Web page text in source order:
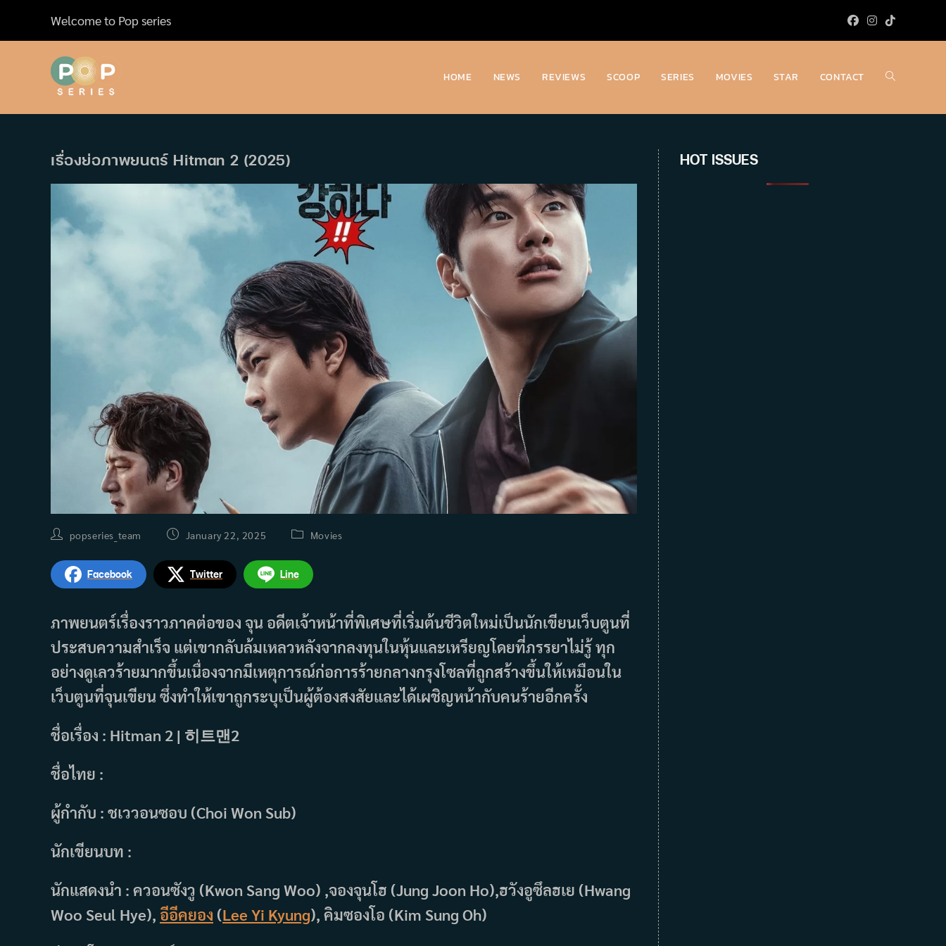
content
Welcome to Pop series
HOME NEWS REVIEWS SCOOP SERIES MOVIES STAR CONTACT Toggle
เรื่องย่อภาพยนตร์ Hitman 2 (2025)
Postpopseries_team
Post January 22, 2025
PostMovies
Facebook Twitter Line
ภาพยนตร์เรื่องราวภาคต่อของ จุน อดีตเจ้าหน้าที่พิเศษที่เริ่มต้นชีวิตใหม่เป็นนักเขียนเว็บตูนที่
ประสบความสำเร็จ แต่เขากลับล้มเหลวหลังจากลงทุนในหุ้นและเหรียญโดยที่ภรรยาไม่รู้ ทุก
อย่างดูเลวร้ายมากขึ้นเนื่องจากมีเหตุการณ์ก่อการร้ายกลางกรุงโซลที่ถูกสร้างขึ้นให้เหมือนใน
เว็บตูนที่จุนเขียน ซึ่งทำให้เขาถูกระบุเป็นผู้ต้องสงสัยและได้เผชิญหน้ากับคนร้ายอีกครั้ง
ชื่อเรื่อง : Hitman 2 | 히트맨2
ชื่อไทย :
ผู้กำกับ : ชเววอนซอบ (Choi Won Sub)
นักเขียนบท :
นักแสดงนำ : ควอนซังวู (Kwon Sang Woo) ,จองจุนโฮ (Jung Joon Ho),ฮวังอูซึลฮเย (Hwang
Woo Seul Hye), อีอีคยอง (Lee Yi Kyung), คิมซองโอ (Kim Sung Oh)
HOT ISSUES